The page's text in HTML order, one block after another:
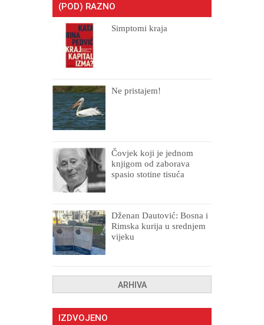
(POD) RAZNO
Simptomi kraja
Ne pristajem!
Čovjek koji je jednom
knjigom od zaborava
spasio stotine tisuća
Dženan Dautović: Bosna i
Rimska kurija u srednjem
vijeku
ARHIVA
IZDVOJENO